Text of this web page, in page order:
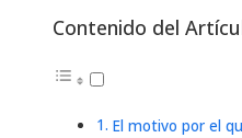
Contenido del
El motivo por el